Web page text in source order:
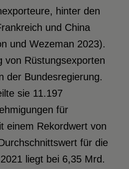
hinter den
und China
und Wezeman 2023).
von Rüstungsexporten
der Bundesregierung.
sie 11.197
für
einem Rekordwert von
für die
liegt bei 6,35 Mrd.